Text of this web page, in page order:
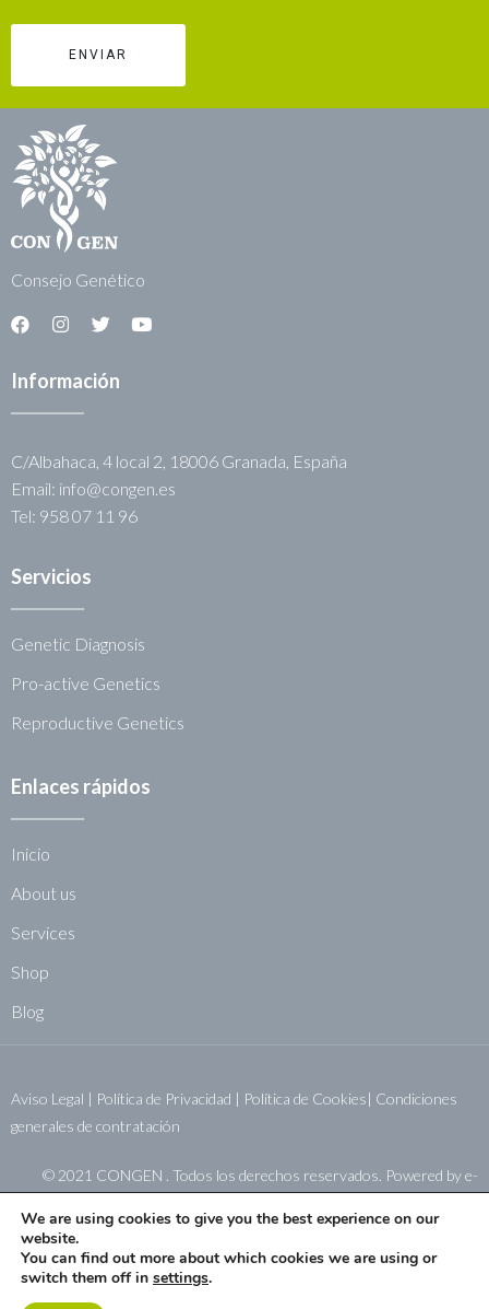
Consejo Genético
Información
C/Albahaca, 4 local 2, 18006 Granada, España
Email: info@congen.es
Tel: 958 07 11 96
Servicios
Genetic Diagnosis
Pro-active Genetics
Reproductive Genetics
Enlaces rápidos
Inicio
About us
Services
Shop
Blog
Aviso Legal | Política de Privacidad | Política de Cookies| Condiciones
generales de contratación
© 2021 CONGEN . Todos los derechos reservados. Powered bye-
We are using cookies to give you the best experience on our
website.
You can find out more about which cookies we are using or
switch them off in settings.